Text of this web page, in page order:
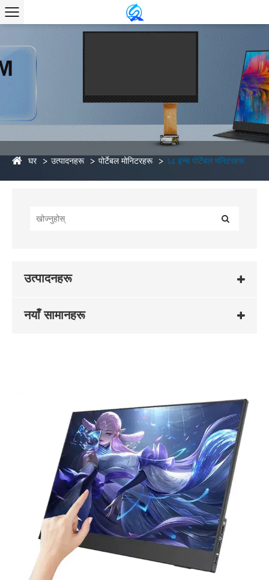
घर उत्पादनहरू पोर्टेबल मोनिटरहरू 14 इन्च पोर्टेबल मनिटरहरू
उत्पादनहरू
नयाँ सामानहरू